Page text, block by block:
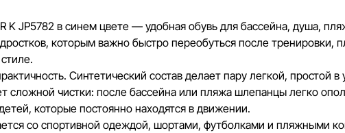
кредитования могут быть изменены
порядке и без предварительного
Наша команда регулярно проверяет и
своевременно выявлять и исправлять
разумные сроки.
K JP5782 в синем цвете — удобная обувь для бассейна, душа,
которым важно быстро переобуться после тренировки,
Синтетический состав делает пару легкой, простой
сложной чистки: после бассейна или пляжа шлепанцы легко
которые постоянно находятся в движении.
со спортивной одеждой, шортами, футболками и пляжными